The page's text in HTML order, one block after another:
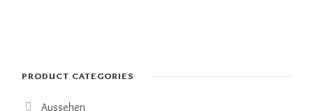
PRODUCT CATEGORIES
Aussehen